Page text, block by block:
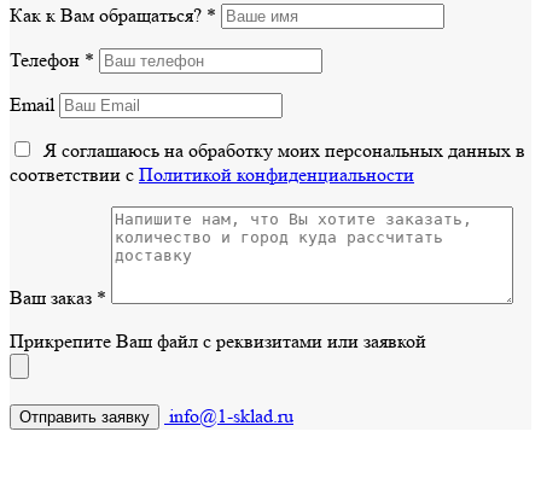
Как к Вам обращаться? *
Телефон *
Email
Я соглашаюсь на обработку моих персональных данных в
соответствии с Политикой конфиденциальности
Ваш заказ *
Прикрепите Ваш файл с реквизитами или заявкой
info@1-sklad.ru